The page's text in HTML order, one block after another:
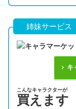
姉妹サービス
キ
こんなキャラクターが
買えます